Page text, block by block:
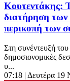
Κουτεντάκης:
διατήρηση των
περικοπή των
Στη συνέντευξή
δημοσιονομικές
υ...
07:18 | Δευτέρα 19